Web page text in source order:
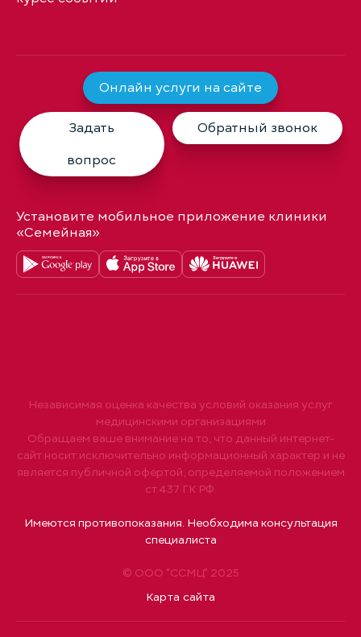
Онлайн услуги на сайте
Задать
вопрос
Обратный звонок
Установите мобильное приложение клиники
«Семейная»
© ООО "ССМЦ" 2025
Карта сайта
Независимая оценка качества условий оказания услуг
медицинскими организациями
Обращаем ваше внимание на то, что данный интернет-
сайт носит исключительно информационный характер и не
является публичной офертой, определяемой положением
ст.437 ГК РФ.
Имеются противопоказания. Необходима консультация
специалиста